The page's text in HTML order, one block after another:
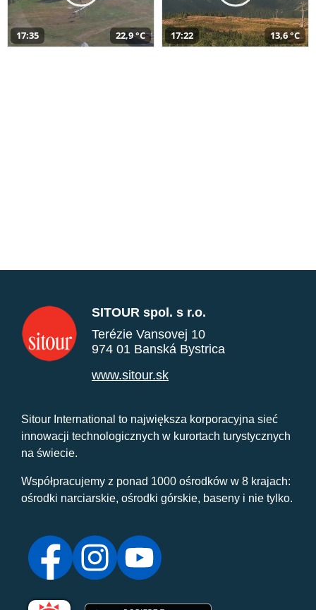
17:35 22,9 °C 17:22 13,6 °C
SITOUR spol. s r.o.
Terézie Vansovej 10
974 01 Banská Bystrica
www.sitour.sk
Sitour International to największa korporacyjna sieć
innowacji technologicznych w kurortach turystycznych
na świecie.
Współpracujemy z ponad 1000 ośrodków w 8 krajach:
ośrodki narciarskie, ośrodki górskie, baseny i nie tylko.